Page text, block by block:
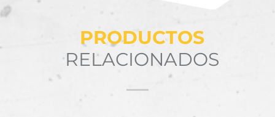
PRODUCTOS
RELACIONADOS